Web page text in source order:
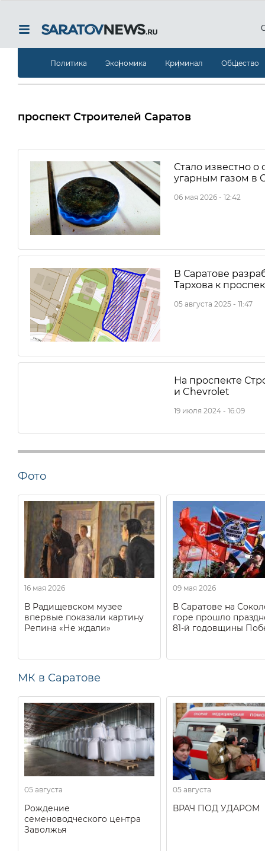
Политика Экономика Криминал Общество
проспект Строителей Саратов
Стало известно о
угарным газом в
06 мая 2026 - 12:42
В Саратове
Тархова к
05 августа 2025 - 11:47
На проспекте
и Chevrolet
19 июля 2024 - 16:09
Фото
16 мая 2026
В Радищевском музее
впервые показали картину
Репина «Не ждали»
09 мая 2026
В Саратове на
горе прошло
81-й годовщины
МК в Саратове
05 августа
Рождение
семеноводческого центра
Заволжья
05 августа
ВРАЧ ПОД УДАРОМ